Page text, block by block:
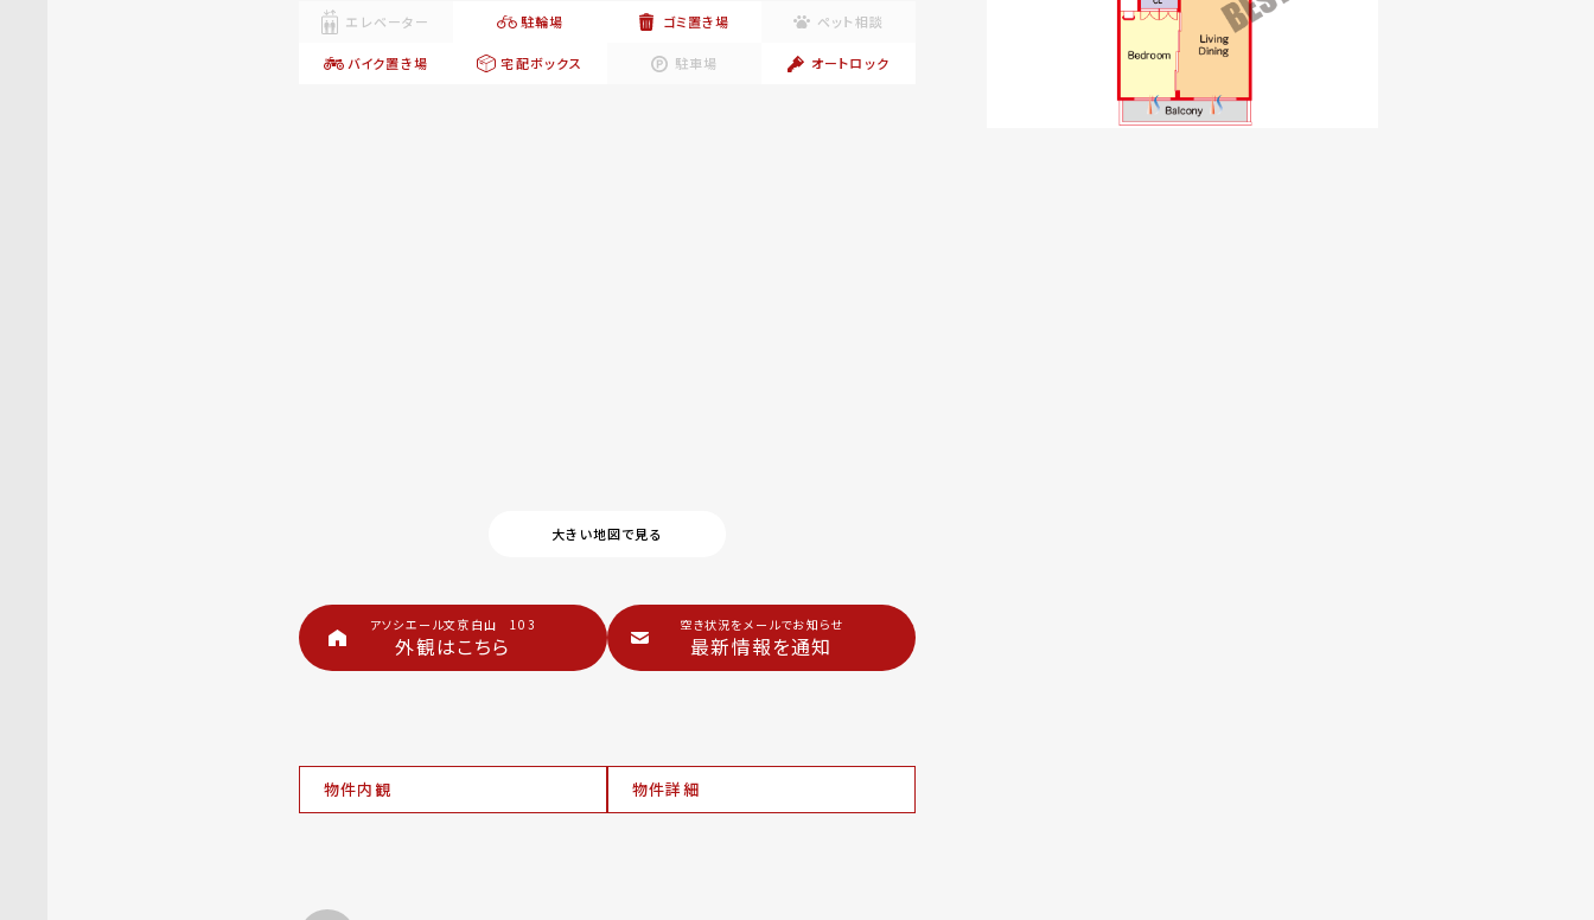
エレベーター 駐輪場 ゴミ置き場 ペット相談
バイク置き場 宅配ボックス 駐車場 オートロック
大きい地図で見る
アソシエール文京白山 103
外観はこちら
空き状況をメールでお知らせ
最新情報を通知
物件内観 物件詳細